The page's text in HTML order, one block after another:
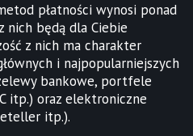
płatności wynosi ponad
nich będą dla Ciebie
z nich ma charakter
i najpopularniejszych
bankowe, portfele
itp.) oraz elektroniczne
itp.).